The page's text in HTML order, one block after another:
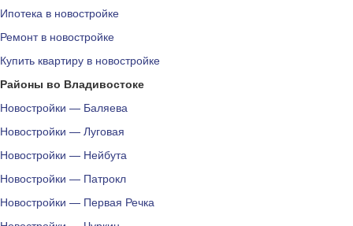
Ипотека в новостройке
Ремонт в новостройке
Купить квартиру в новостройке
Районы во Владивостоке
Новостройки — Баляева
Новостройки — Луговая
Новостройки — Нейбута
Новостройки — Патрокл
Новостройки — Первая Речка